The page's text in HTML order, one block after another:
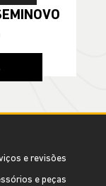
e revisões
e peças